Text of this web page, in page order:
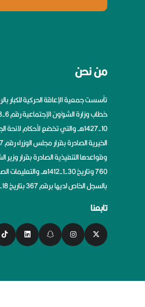
من نحن
تأسست جمعية الإعاقة الحركية للكبار
10-1427هــ والتي تخضع لأحكام
وقواعدها التنفيذية الصادرة بقرار
760 وتاريخ 30-1-1412هــ
بالسجل الخاص لديها برقم 367 بتاريخ 18-7-1428هــ.
تابعنا